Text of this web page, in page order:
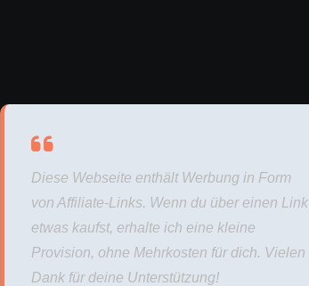
Diese Webseite enthält Werbung in Form
von Affiliate-Links. Wenn du über einen Link
etwas kaufst, erhalte ich eine kleine
Provision, ohne Mehrkosten für dich. Vielen
Dank für deine Unterstützung!